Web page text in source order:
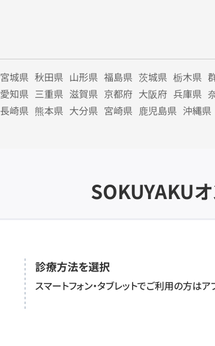
宮城県 秋田県 山形県 福島県 茨城県 栃木県
愛知県 三重県 滋賀県 京都府 大阪府 兵庫県
長崎県 熊本県 大分県 宮崎県 鹿児島県 沖縄県
SOKUYAKU
診療方法を選択
スマートフォン・タブレットでご利用の方はア